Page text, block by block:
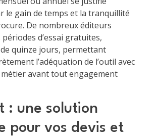
le gain de temps et la tranquillité
De nombreux éditeurs
d’essai gratuites,
quinze jours, permettant
l’adéquation de l’outil avec
avant tout engagement
: une solution
pour vos devis et